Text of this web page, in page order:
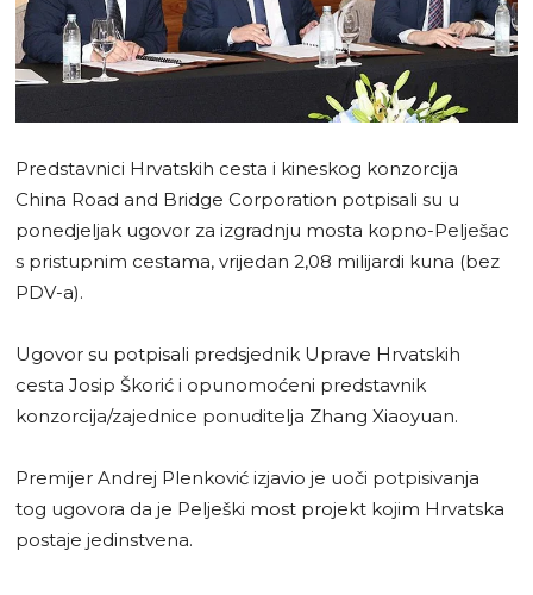
Predstavnici Hrvatskih cesta i kineskog konzorcija
China Road and Bridge Corporation potpisali su u
ponedjeljak ugovor za izgradnju mosta kopno-Pelješac
s pristupnim cestama, vrijedan 2,08 milijardi kuna (bez
PDV-a).
Ugovor su potpisali predsjednik Uprave Hrvatskih
cesta Josip Škorić i opunomoćeni predstavnik
konzorcija/zajednice ponuditelja Zhang Xiaoyuan.
Premijer Andrej Plenković izjavio je uoči potpisivanja
tog ugovora da je Pelješki most projekt kojim Hrvatska
postaje jedinstvena.